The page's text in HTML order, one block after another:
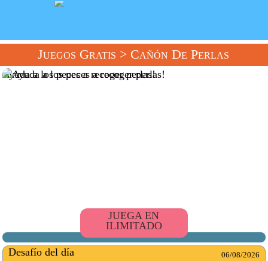
Juegos Gratis > Cañón De Perlas
Ayuda a los peces a recoger perlas!
JUEGA EN
ILIMITADO
Desafío del día
06/08/2026